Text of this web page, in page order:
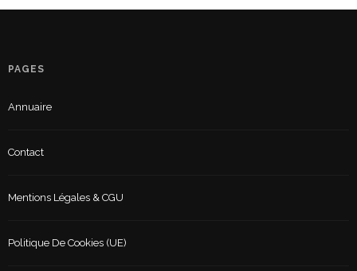
PAGES
Annuaire
Contact
Mentions Légales & CGU
Politique De Cookies (UE)